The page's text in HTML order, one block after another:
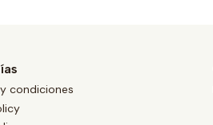
condiciones